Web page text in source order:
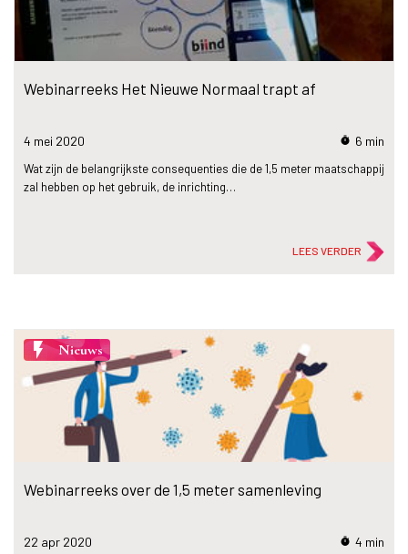
Webinarreeks Het Nieuwe Normaal trapt af
4 mei 2020 timer 6 min
Wat zijn de belangrijkste consequenties die de 1,5 meter maatschappij
zal hebben op het gebruik, de inrichting…
LEES VERDER
flash_on Nieuws
Webinarreeks over de 1,5 meter samenleving
22 apr 2020 timer 4 min